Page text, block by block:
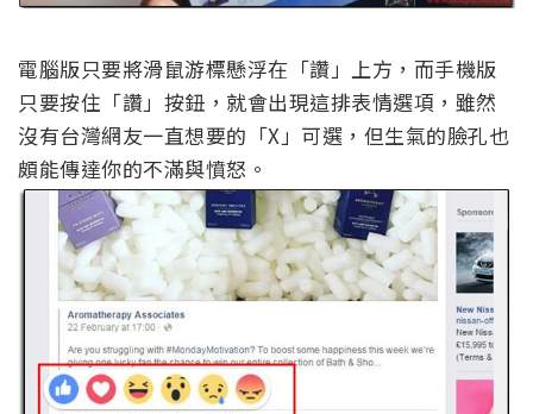
電腦版只要將滑鼠游標懸浮在「讚」上方，而手機版
只要按住「讚」按鈕，就會出現這排表情選項，雖然
沒有台灣網友一直想要的「X」可選，但生氣的臉孔也
頗能傳達你的不滿與憤怒。